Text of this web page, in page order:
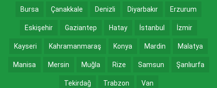
Bursa Çanakkale Denizli Diyarbakır Erzurum
Eskişehir Gaziantep Hatay İstanbul İzmir
Kayseri Kahramanmaraş Konya Mardin Malatya
Manisa Mersin Muğla Rize Samsun Şanlıurfa
Tekirdağ Trabzon Van